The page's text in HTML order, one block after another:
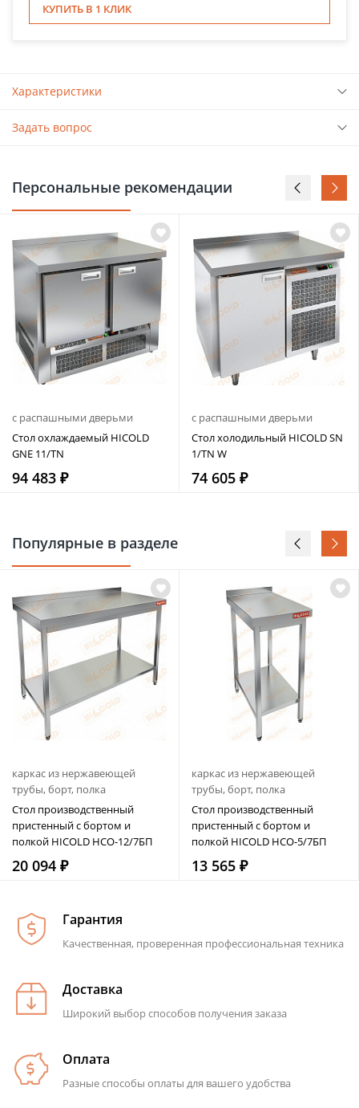
КУПИТЬ В 1 КЛИК
Характеристики
Задать вопрос
Персональные рекомендации
с распашными дверьми
Стол охлаждаемый HICOLD
GNE 11/TN
94 483 ₽
с распашными дверьми
Стол холодильный HICOLD SN
1/TN W
74 605 ₽
Популярные в разделе
каркас из нержавеющей
трубы, борт, полка
Стол производственный
пристенный с бортом и
полкой HICOLD НСО-12/7БП
20 094 ₽
каркас из нержавеющей
трубы, борт, полка
Стол производственный
пристенный с бортом и
полкой HICOLD НСО-5/7БП
13 565 ₽
Гарантия
Качественная, проверенная профессиональная техника
Доставка
Широкий выбор способов получения заказа
Оплата
Разные способы оплаты для вашего удобства